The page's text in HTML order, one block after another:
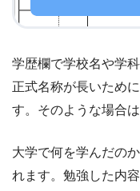
学歴欄で学校名や学
正式名称が長いため
す。そのような場合は
大学で何を学んだの
れます。勉強した内